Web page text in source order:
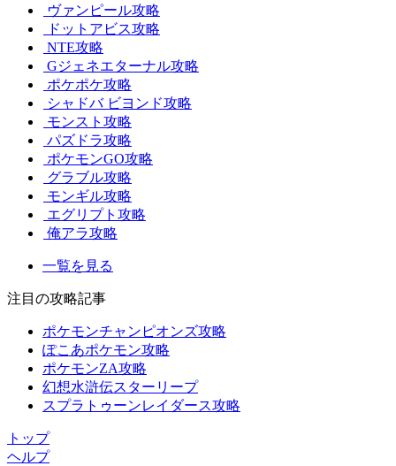
ヴァンピール攻略
ドットアビス攻略
NTE攻略
Gジェネエターナル攻略
ポケポケ攻略
シャドバ ビヨンド攻略
モンスト攻略
パズドラ攻略
ポケモンGO攻略
グラブル攻略
モンギル攻略
エグリプト攻略
俺アラ攻略
一覧を見る
注目の攻略記事
ポケモンチャンピオンズ攻略
ぽこあポケモン攻略
ポケモンZA攻略
幻想水滸伝スターリープ
スプラトゥーンレイダース攻略
トップ
ヘルプ